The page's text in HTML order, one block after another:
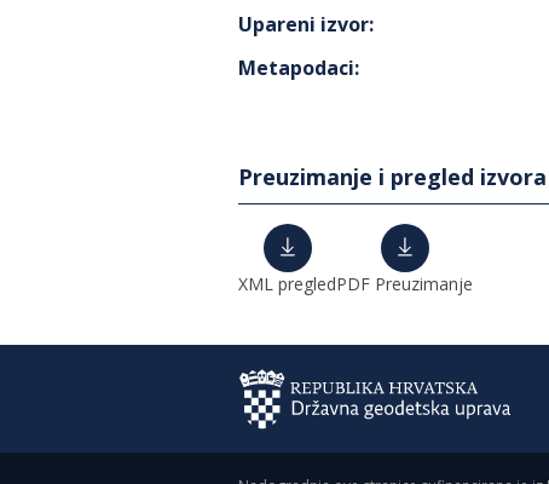
Upareni izvor:
Metapodaci:
Preuzimanje i pregled
XML pregledPDF Preuzimanje